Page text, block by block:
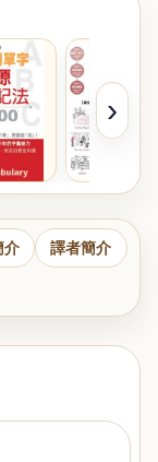
›
介 譯者簡介